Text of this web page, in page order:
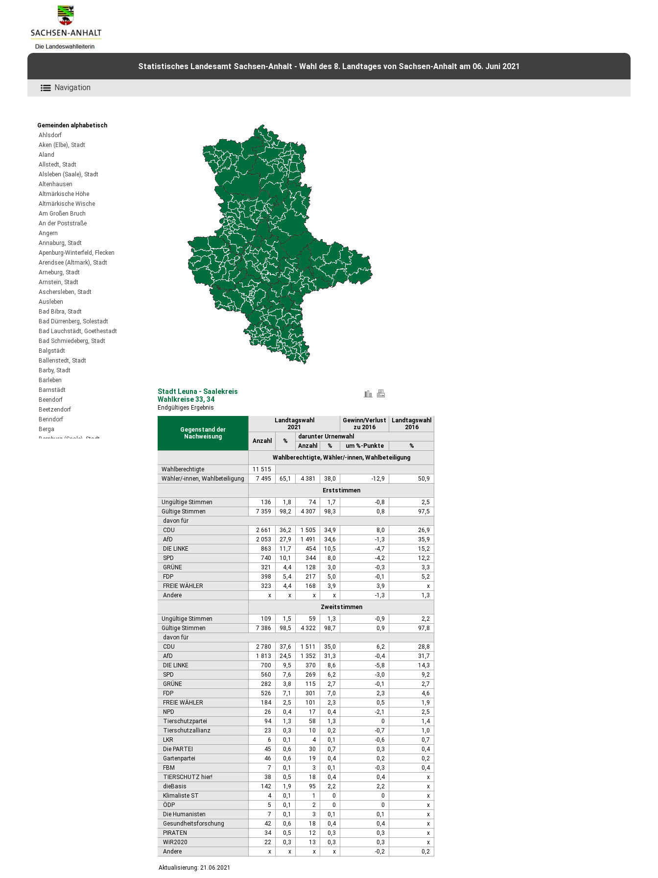
Statistisches Landesamt Sachsen-Anhalt - Wahl des 8. Landtages von Sachsen-Anhalt am 06. Juni 2021
Navigation
Gemeinden alphabetisch
Ahlsdorf
Aken (Elbe), Stadt
Aland
Allstedt, Stadt
Alsleben (Saale), Stadt
Altenhausen
Altmärkische Höhe
Altmärkische Wische
Am Großen Bruch
An der Poststraße
Angern
Annaburg, Stadt
Apenburg-Winterfeld, Flecken
Arendsee (Altmark), Stadt
Arneburg, Stadt
Arnstein, Stadt
Aschersleben, Stadt
Ausleben
Bad Bibra, Stadt
Bad Dürrenberg, Solestadt
Bad Lauchstädt, Goethestadt
Bad Schmiedeberg, Stadt
Balgstädt
Ballenstedt, Stadt
Barby, Stadt
Barleben
Barnstädt
Beendorf
Beetzendorf
Benndorf
Berga
Bernburg (Saale), Stadt
Stadt Leuna - Saalekreis
Wahlkreise 33, 34
Endgültiges Ergebnis
Gegenstand der
Nachweisung
Landtagswahl
2021
Gewinn/Verlust
zu 2016
Landtagswahl
2016
Anzahl
%
darunter Urnenwahl
Anzahl
% um %-Punkte
%
Wahlberechtigte, Wähler/-innen, Wahlbeteiligung
Wahlberechtigte
11 515
Wähler/-innen, Wahlbeteiligung
7 495 65,1 4 381 38,0 -12,9
50,9
Erststimmen
Ungültige Stimmen
136 1,8 74 1,7 -0,8
2,5
Gültige Stimmen
7 359 98,2 4 307 98,3 0,8
97,5
davon für
CDU
2 661 36,2 1 505 34,9 8,0
26,9
AfD
2 053 27,9 1 491 34,6 -1,3
35,9
DIE LINKE
863 11,7 454 10,5 -4,7
15,2
SPD
740 10,1 344 8,0 -4,2
12,2
GRÜNE
321 4,4 128 3,0 -0,3
3,3
FDP
398 5,4 217 5,0 -0,1
5,2
FREIE WÄHLER
323 4,4 168 3,9 3,9
x
Andere
x x x x -1,3
1,3
Zweitstimmen
Ungültige Stimmen
109 1,5 59 1,3 -0,9
2,2
Gültige Stimmen
7 386 98,5 4 322 98,7 0,9
97,8
davon für
CDU
2 780 37,6 1 511 35,0 6,2
28,8
AfD
1 813 24,5 1 352 31,3 -0,4
31,7
DIE LINKE
700 9,5 370 8,6 -5,8
14,3
SPD
560 7,6 269 6,2 -3,0
9,2
GRÜNE
282 3,8 115 2,7 -0,1
2,7
FDP
526 7,1 301 7,0 2,3
4,6
FREIE WÄHLER
184 2,5 101 2,3 0,5
1,9
NPD
26 0,4 17 0,4 -2,1
2,5
Tierschutzpartei
94 1,3 58 1,3 0
1,4
Tierschutzallianz
23 0,3 10 0,2 -0,7
1,0
LKR
6 0,1 4 0,1 -0,6
0,7
Die PARTEI
45 0,6 30 0,7 0,3
0,4
Gartenpartei
46 0,6 19 0,4 0,2
0,2
FBM
7 0,1 3 0,1 -0,3
0,4
TIERSCHUTZ hier!
38 0,5 18 0,4 0,4
x
dieBasis
142 1,9 95 2,2 2,2
x
Klimaliste ST
4 0,1 1 0 0
x
ÖDP
5 0,1 2 0 0
x
Die Humanisten
7 0,1 3 0,1 0,1
x
Gesundheitsforschung
42 0,6 18 0,4 0,4
x
PIRATEN
34 0,5 12 0,3 0,3
x
WiR2020
22 0,3 13 0,3 0,3
x
Andere
x x x x -0,2 0,2
Aktualisierung: 21.06.2021